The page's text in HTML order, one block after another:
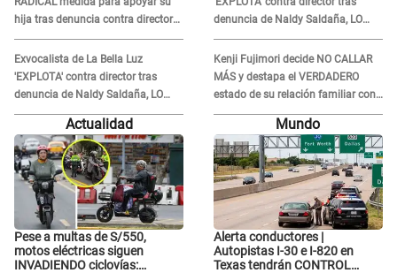
hija tras denuncia contra director
musical de La Bella Luz: "Esto no
se va a quedar así"
Exvocalista de La Bella Luz
'EXPLOTA' contra director tras
denuncia de Naldy Saldaña, LO
INSULTA y lanza GRAVE
advertencia: "Falta que rueden dos
cabezas más"
denuncia de Naldy Saldaña, LO
INSULTA y lanza GRAVE
advertencia: "Falta que rueden dos
cabezas más"
Kenji Fujimori decide NO CALLAR
MÁS y destapa el VERDADERO
estado de su relación familiar con
Keiko Fujimori: "Mi familia es Érika,
Actualidad
Pese a multas de S/550,
motos eléctricas siguen
INVADIENDO ciclovías:
Mundo
Alerta conductores |
Autopistas I-30 e I-820 en
Texas tendrán CONTROL